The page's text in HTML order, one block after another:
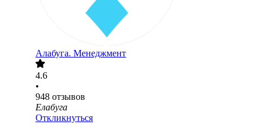
Алабуга. Менеджмент
4.6
•
948 отзывов
Елабуга
Откликнуться